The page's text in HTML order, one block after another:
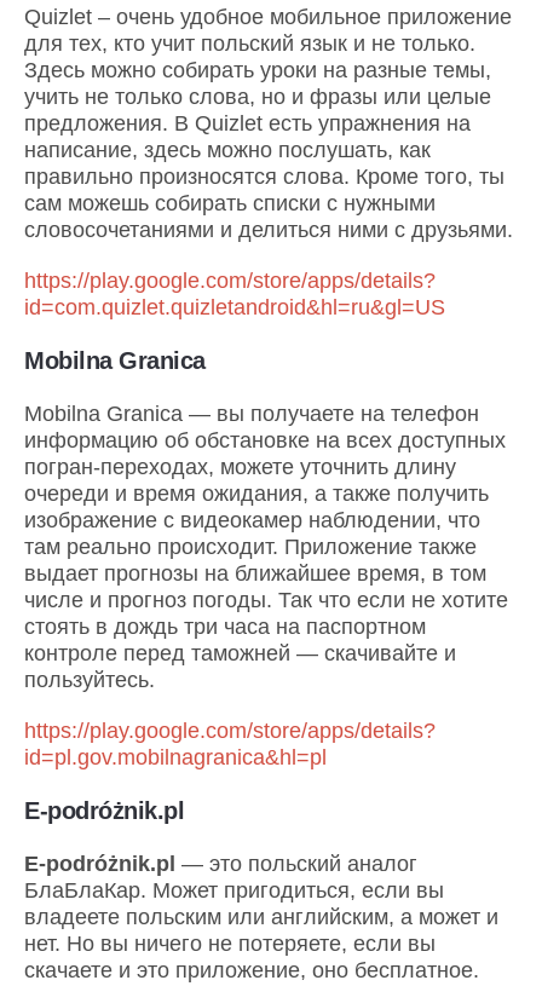
Quizlet – очень удобное мобильное приложение
для тех, кто учит польский язык и не только.
Здесь можно собирать уроки на разные темы,
учить не только слова, но и фразы или целые
предложения. В Quizlet есть упражнения на
написание, здесь можно послушать, как
правильно произносятся слова. Кроме того, ты
сам можешь собирать списки с нужными
словосочетаниями и делиться ними с друзьями.
https://play.google.com/store/apps/details?
id=com.quizlet.quizletandroid&hl=ru&gl=US
Mobilna Granica
Mobilna Granica — вы получаете на телефон
информацию об обстановке на всех доступных
погран-переходах, можете уточнить длину
очереди и время ожидания, а также получить
изображение с видеокамер наблюдении, что
там реально происходит. Приложение также
выдает прогнозы на ближайшее время, в том
числе и прогноз погоды. Так что если не хотите
стоять в дождь три часа на паспортном
контроле перед таможней — скачивайте и
пользуйтесь.
https://play.google.com/store/apps/details?
id=pl.gov.mobilnagranica&hl=pl
E-podróżnik.pl
E-podróżnik.pl — это польский аналог
БлаБлаКар. Может пригодиться, если вы
владеете польским или английским, а может и
нет. Но вы ничего не потеряете, если вы
скачаете и это приложение, оно бесплатное.